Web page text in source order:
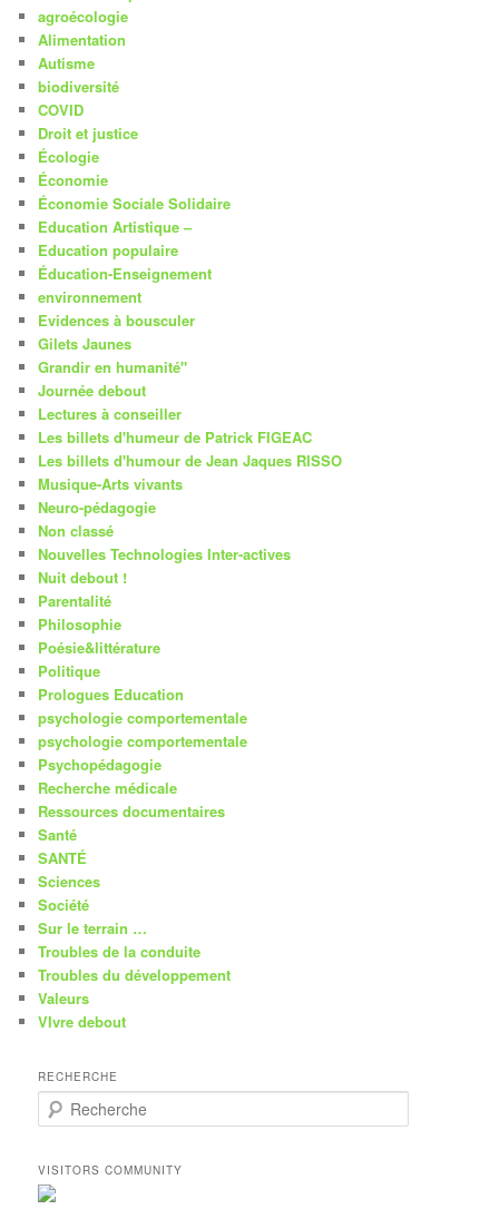
agroécologie
Alimentation
Autisme
biodiversité
COVID
Droit et justice
Écologie
Économie
Économie Sociale Solidaire
Education Artistique –
Education populaire
Éducation-Enseignement
environnement
Evidences à bousculer
Gilets Jaunes
Grandir en humanité"
Journée debout
Lectures à conseiller
Les billets d'humeur de Patrick FIGEAC
Les billets d'humour de Jean Jaques RISSO
Musique-Arts vivants
Neuro-pédagogie
Non classé
Nouvelles Technologies Inter-actives
Nuit debout !
Parentalité
Philosophie
Poésie&littérature
Politique
Prologues Education
psychologie comportementale
psychologie comportementale
Psychopédagogie
Recherche médicale
Ressources documentaires
Santé
SANTÉ
Sciences
Société
Sur le terrain …
Troubles de la conduite
Troubles du développement
Valeurs
VIvre debout
RECHERCHE
e
h
e
r
VISITORS COMMUNITY